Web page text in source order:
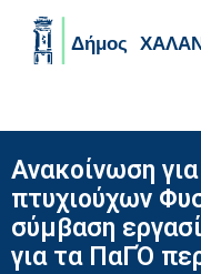
Ανακοίνωση
πτυχιούχων
σύμβαση
για τα ΠαΓΌ